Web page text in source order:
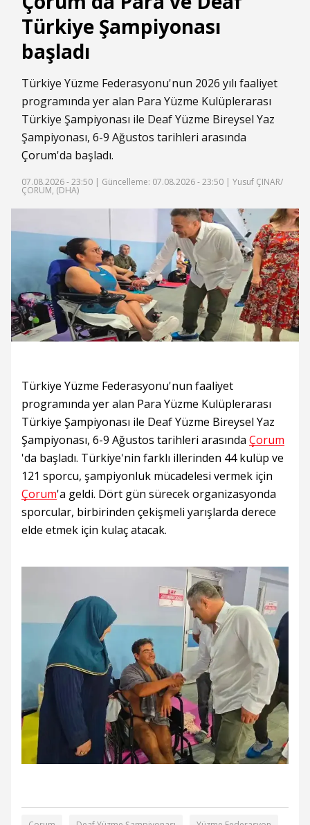
Türkiye Şampiyonası
başladı
Türkiye Yüzme Federasyonu'nun 2026 yılı faaliyet
programında yer alan Para Yüzme Kulüplerarası
Türkiye Şampiyonası ile Deaf Yüzme Bireysel Yaz
Şampiyonası, 6-9 Ağustos tarihleri arasında
Çorum'da başladı.
07.08.2026 - 23:50 | Güncelleme: 07.08.2026 - 23:50 | Yusuf ÇINAR/
ÇORUM, (DHA)
Türkiye Yüzme Federasyonu'nun faaliyet
programında yer alan Para Yüzme Kulüplerarası
Türkiye Şampiyonası ile Deaf Yüzme Bireysel Yaz
Şampiyonası, 6-9 Ağustos tarihleri arasında Çorum
'da başladı. Türkiye'nin farklı illerinden 44 kulüp ve
121 sporcu, şampiyonluk mücadelesi vermek için
Çorum'a geldi. Dört gün sürecek organizasyonda
sporcular, birbirinden çekişmeli yarışlarda derece
elde etmek için kulaç atacak.